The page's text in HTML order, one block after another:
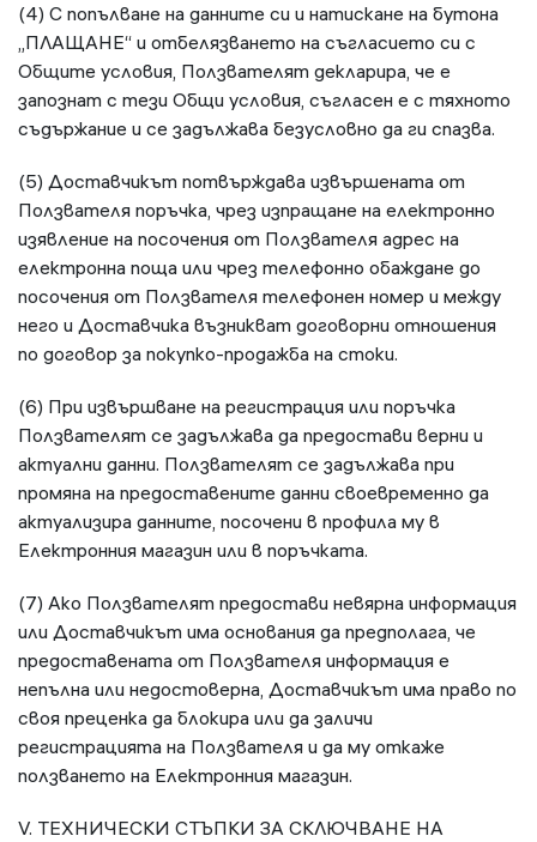
(4) С попълване на данните си и натискане на бутона
„ПЛАЩАНЕ“ и отбелязването на съгласието си с
Общите условия, Ползвателят декларира, че е
запознат с тези Общи условия, съгласен е с тяхното
съдържание и се задължава безусловно да ги спазва.
(5) Доставчикът потвърждава извършената от
Ползвателя поръчка, чрез изпращане на електронно
изявление на посочения от Ползвателя адрес на
електронна поща или чрез телефонно обаждане до
посочения от Ползвателя телефонен номер и между
него и Доставчика възникват договорни отношения
по договор за покупко-продажба на стоки.
(6) При извършване на регистрация или поръчка
Ползвателят се задължава да предостави верни и
актуални данни. Ползвателят се задължава при
промяна на предоставените данни своевременно да
актуализира данните, посочени в профила му в
Електронния магазин или в поръчката.
(7) Ако Ползвателят предостави невярна информация
или Доставчикът има основания да предполага, че
предоставената от Ползвателя информация е
непълна или недостоверна, Доставчикът има право по
своя преценка да блокира или да заличи
регистрацията на Ползвателя и да му откаже
ползването на Електронния магазин.
V. ТЕХНИЧЕСКИ СТЪПКИ ЗА СКЛЮЧВАНЕ НА